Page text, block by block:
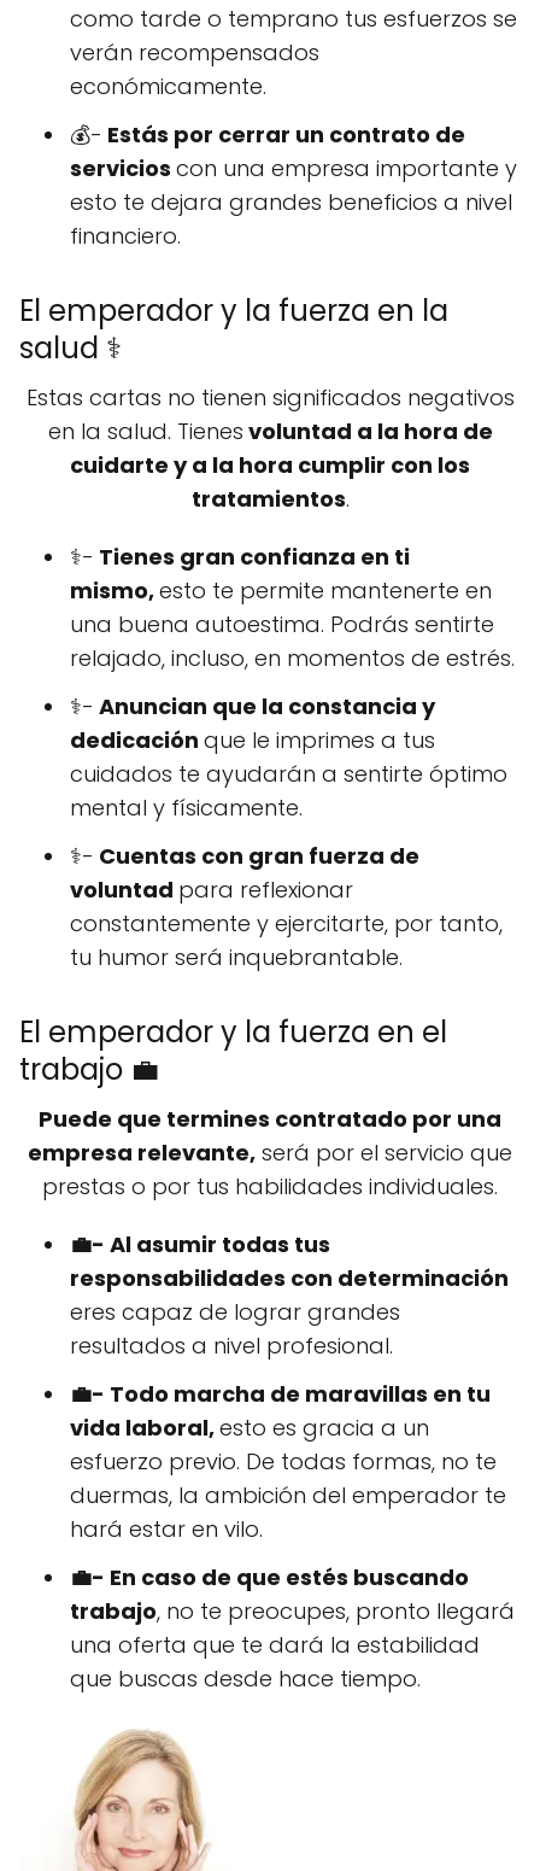
como tarde o temprano tus esfuerzos se
verán recompensados
económicamente.
💰- Estás por cerrar un contrato de
servicios con una empresa importante y
esto te dejara grandes beneficios a nivel
financiero.
El emperador y la fuerza en la
salud ⚕️
Estas cartas no tienen significados negativos
en la salud. Tienes voluntad a la hora de
cuidarte y a la hora cumplir con los
tratamientos.
⚕️- Tienes gran confianza en ti
mismo,esto te permite mantenerte en
una buena autoestima. Podrás sentirte
relajado, incluso, en momentos de estrés.
⚕️- Anuncian que la constancia y
dedicación que le imprimes a tus
cuidados te ayudarán a sentirte óptimo
mental y físicamente.
⚕️- Cuentas con gran fuerza de
voluntad para reflexionar
constantemente y ejercitarte, por tanto,
tu humor será inquebrantable.
El emperador y la fuerza en el
trabajo 💼
Puede que termines contratado por una
empresa relevante, será por el servicio que
prestas o por tus habilidades individuales.
💼- Al asumir todas tus
responsabilidades con determinación
eres capaz de lograr grandes
resultados a nivel profesional.
💼- Todo marcha de maravillas en tu
vida laboral,esto es gracia a un
esfuerzo previo. De todas formas, no te
duermas, la ambición del emperador te
hará estar en vilo.
💼- En caso de que estés buscando
trabajo, no te preocupes, pronto llegará
una oferta que te dará la estabilidad
que buscas desde hace tiempo.